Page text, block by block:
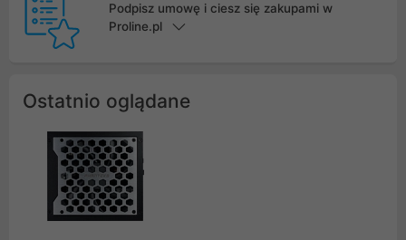
Podpisz umowę i ciesz się zakupami w
Proline.pl
Ostatnio oglądane